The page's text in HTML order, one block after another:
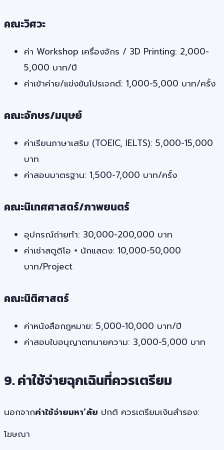
คณะวิศวะ
ค่า Workshop เครื่องจักร / 3D Printing: 2,000-
5,000 บาท/ปี
ค่าเข้าค่าย/แข่งขันโปรเจกต์: 1,000-5,000 บาท/ครั้ง
คณะอักษร/มนุษย์
ค่าเรียนภาษาเสริม (TOEIC, IELTS): 5,000-15,000
บาท
ค่าสอบมาตรฐาน: 1,500-7,000 บาท/ครั้ง
คณะนิเทศศาสตร์/ภาพยนตร์
อุปกรณ์ถ่ายทำ: 30,000-200,000 บาท
ค่าเช่าสตูดิโอ + นักแสดง: 10,000-50,000
บาท/Project
คณะนิติศาสตร์
ค่าหนังสือกฎหมาย: 5,000-10,000 บาท/ปี
ค่าสอบใบอนุญาตทนายความ: 3,000-5,000 บาท
9. ค่าใช้จ่ายฉุกเฉินที่ควรเตรียม
นอกจากค่าใช้จ่ายมหา’ลัย ปกติ ควรเตรียมเงินสำรอง:
โฆษณา